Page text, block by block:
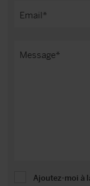
Ajoutez-moi à